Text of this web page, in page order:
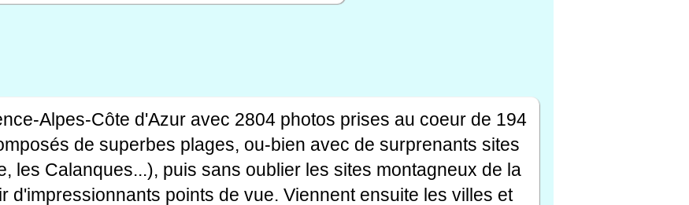
Alpes-Côte d'Azur avec 2804 photos prises au coeur de 194
de superbes plages, ou-bien avec de surprenants sites
les Calanques...), puis sans oublier les sites montagneux de la
d'impressionnants points de vue. Viennent ensuite les villes et